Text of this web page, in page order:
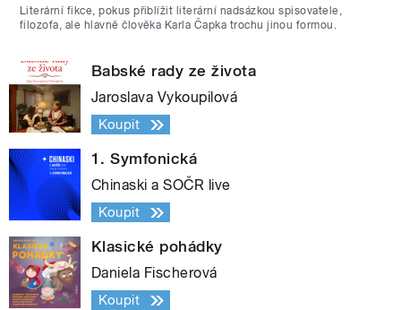
Literární fikce, pokus přiblížit literární nadsázkou spisovatele,
filozofa, ale hlavně člověka Karla Čapka trochu jinou formou.
Babské rady ze života
Jaroslava Vykoupilová
Koupit
1. Symfonická
Chinaski a SOČR live
Koupit
Klasické pohádky
Daniela Fischerová
Koupit